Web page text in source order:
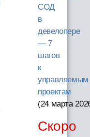
СОД
в
девелопере
— 7
шагов
к
управляемым
проектам
(24 марта
Скоро